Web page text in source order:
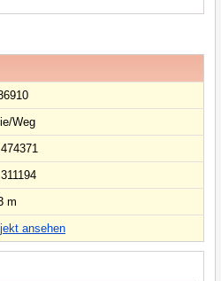
Weg
m
ansehen